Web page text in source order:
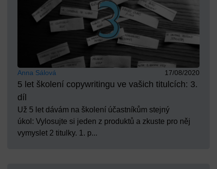
Anna Sálová 17/08/2020
5 let školení copywritingu ve vašich titulcích: 3.
díl
Už 5 let dávám na školení účastníkům stejný
úkol: Vylosujte si jeden z produktů a zkuste pro něj
vymyslet 2 titulky. 1. p...